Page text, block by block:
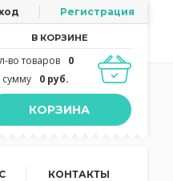
Регистрация
В КОРЗИНЕ
во товаров
0
сумму
0 руб.
КОРЗИНА
КОНТАКТЫ